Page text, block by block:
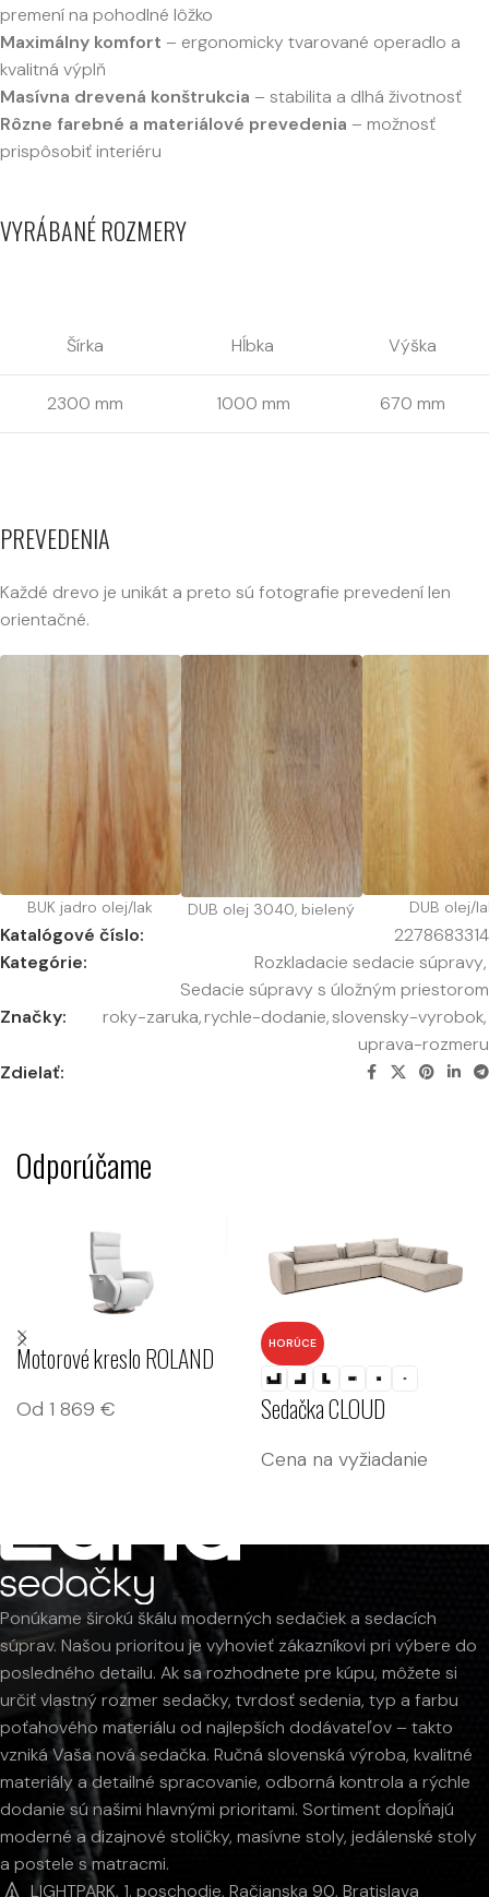
premení na pohodlné lôžko
Maximálny komfort – ergonomicky tvarované operadlo a
kvalitná výplň
Masívna drevená konštrukcia – stabilita a dlhá životnosť
Rôzne farebné a materiálové prevedenia – možnosť
prispôsobiť interiéru
VYRÁBANÉ ROZMERY
Šírka Hĺbka Výška
2300 mm 1000 mm 670 mm
PREVEDENIA
Každé drevo je unikát a preto sú fotografie prevedení len
orientačné.
BUK jadro olej/lak DUB olej 3040, bielený DUB olej/
Katalógové číslo:
2278683314
Kategórie:
Rozkladacie sedacie súpravy,
Sedacie súpravy s úložným priestorom
Značky:
roky-zaruka,rychle-dodanie,slovensky-vyrobok,
uprava-rozmeru
Zdielať:
Odporúčame
Motorové kreslo ROLAND
Od 1 869 €
HORÚCE
Sedačka CLOUD
Cena na vyžiadanie
Ponúkame širokú škálu moderných sedačiek a sedacích
súprav. Našou prioritou je vyhovieť zákazníkovi pri výbere do
posledného detailu. Ak sa rozhodnete pre kúpu, môžete si
určiť vlastný rozmer sedačky, tvrdosť sedenia, typ a farbu
poťahového materiálu od najlepších dodávateľov – takto
vzniká Vaša nová sedačka. Ručná slovenská výroba, kvalitné
materiály a detailné spracovanie, odborná kontrola a rýchle
dodanie sú našimi hlavnými prioritami. Sortiment dopĺňajú
moderné a dizajnové stoličky, masívne stoly, jedálenské stoly
a postele s matracmi.
LIGHTPARK, 1. poschodie, Račianska 90, Bratislava